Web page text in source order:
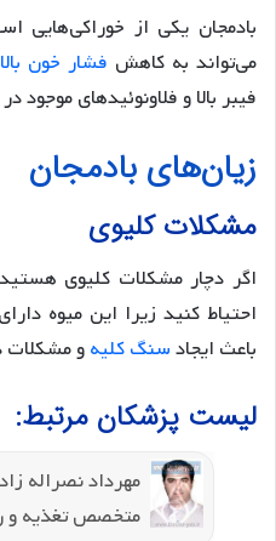
بادمجان یکی از
می‌تواند به کاهش فشار خون بالا
فیبر بالا و فلاونوئیدهای موجود
زیان‌های بادمجان
مشکلات کلیوی
اگر دچار مشکلات کلیوی
احتیاط کنید زیرا این میوه
باعث ایجادسنگ کلیهو مشکلات
لیست پزشکان مرتبط:
مهرداد نصراله
متخصص تغذیه و